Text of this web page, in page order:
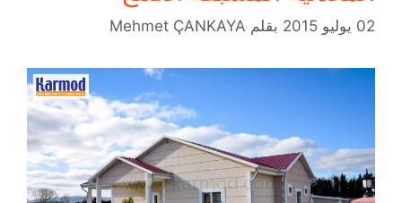
02 يوليو 2015 بقلم Mehmet ÇANKAYA